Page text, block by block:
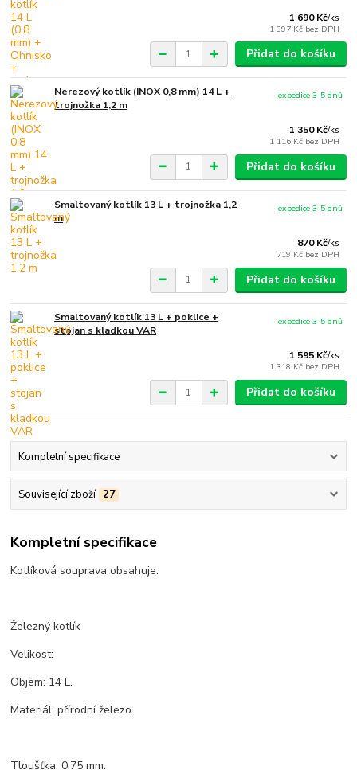
1 690 Kč/ks
1 397 Kč bez DPH
Přidat do košíku
Nerezový kotlík (INOX 0,8 mm) 14 L +
trojnožka 1,2 m
1 350 Kč/ks
1 116 Kč bez DPH
expedice 3-5 dnů
Přidat do košíku
Smaltovaný kotlík 13 L + trojnožka 1,2
m
870 Kč/ks
719 Kč bez DPH
expedice 3-5 dnů
Přidat do košíku
Smaltovaný kotlík 13 L + poklice +
stojan s kladkou VAR
1 595 Kč/ks
1 318 Kč bez DPH
expedice 3-5 dnů
Přidat do košíku
Kompletní specifikace
Související zboží 27
Kompletní specifikace
Kotlíková souprava obsahuje:
Železný kotlík
Velikost:
Objem: 14 L.
Materiál: přírodní železo.
Tloušťka: 0,75 mm.